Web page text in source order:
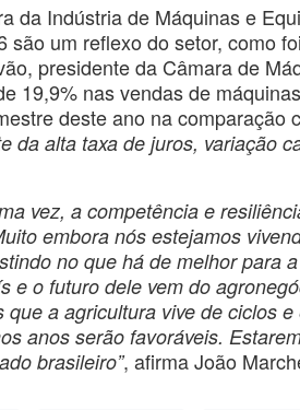
da Indústria de Máquinas e
são um reflexo do setor, como
presidente da Câmara de
19,9% nas vendas de
deste ano na comparação
da alta taxa de juros, variação
vez, a competência e
embora nós estejamos
no que há de melhor para
e o futuro dele vem do
a agricultura vive de ciclos
anos serão favoráveis.
brasileiro”, afirma João